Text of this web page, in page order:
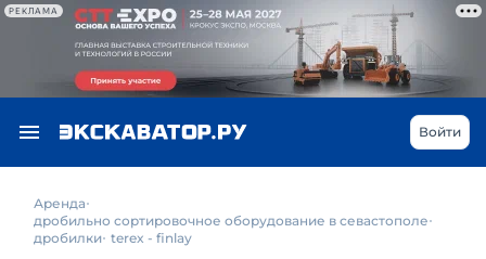
РЕКЛАМА
Войти
Аренда
дробильно сортировочное оборудование в севастополе
дробилки terex - finlay